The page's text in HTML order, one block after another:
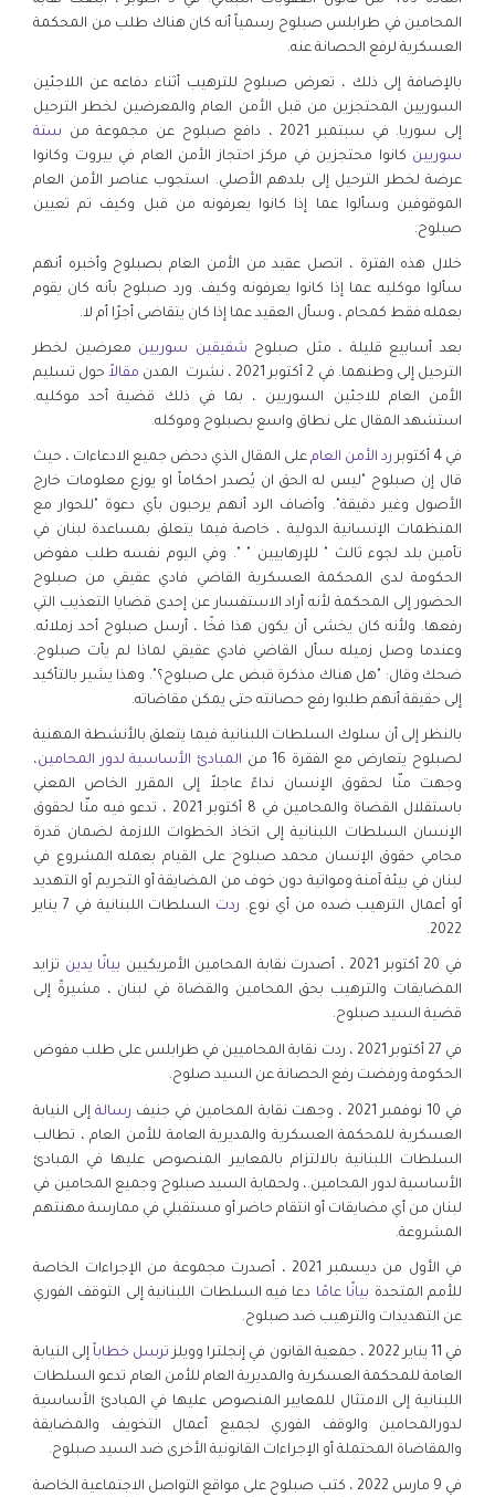
المحامين في طرابلس صبلوح رسمياً أنه كان هناك طلب من المحكمة
العسكرية لرفع الحصانة عنه.
بالإضافة إلى ذلك ، تعرض صبلوح للترهيب أثناء دفاعه عن اللاجئين
السوريين المحتجزين من قبل الأمن العام والمعرضين لخطر الترحيل
إلى سوريا. في سبتمبر 2021 ، دافع صبلوح عن مجموعة من
ستة
سوريين كانوا محتجزين في مركز احتجاز الأمن العام في بيروت وكانوا
عرضة لخطر الترحيل إلى بلدهم الأصلي. استجوب عناصر الأمن العام
الموقوفين وسألوا عما إذا كانوا يعرفونه من قبل وكيف تم تعيين
صبلوح.
خلال هذه الفترة ، اتصل عقيد من الأمن العام بصبلوح وأخبره أنهم
سألوا موكليه عما إذا كانوا يعرفونه وكيف. ورد صبلوح بأنه كان يقوم
بعمله فقط كمحام ، وسأل العقيد عما إذا كان يتقاضى أجرًا أم لا.
بعد أسابيع قليلة ، مثل صبلوح شقيقين سوريين معرضين لخطر
الترحيل إلى وطنهما. في 2 أكتوبر 2021 ، نشرت المدن
مقالاًحول تسليم
الأمن العام للاجئين السوريين ، بما في ذلك قضية أحد موكليه.
استشهد المقال على نطاق واسع بصبلوح وموكله.
في 4 أكتوبر رد الأمن العام على المقال الذي دحض جميع الادعاءات ، حيث
قال إن صبلوح "ليس له الحق ان يُصدر احكاماً او يوزع معلومات خارج
الأصول وغير دقيقة". وأضاف الرد أنهم يرحبون بأي دعوة "للحوار مع
المنظمات الإنسانية الدولية ، خاصة فيما يتعلق بمساعدة لبنان في
تأمين بلد لجوء ثالث " للإرهابيين " ". وفي اليوم نفسه طلب مفوض
الحكومة لدى المحكمة العسكرية القاضي فادي عقيقي من صبلوح
الحضور إلى المحكمة لأنه أراد الاستفسار عن إحدى قضايا التعذيب التي
رفعها. ولأنه كان يخشى أن يكون هذا فخًا ، أرسل صبلوح أحد زملائه.
وعندما وصل زميله سأل القاضي فادي عقيقي لماذا لم يأت صبلوح.
ضحك وقال: "هل هناك مذكرة قبض على صبلوح؟". وهذا يشير بالتأكيد
إلى حقيقة أنهم طلبوا رفع حصانته حتى يمكن مقاضاته.
بالنظر إلى أن سلوك السلطات اللبنانية فيما يتعلق بالأنشطة المهنية
لصبلوح يتعارض مع الفقرة 16 من
المبادئ الأساسية لدور المحامين،
وجهت منّا لحقوق الإنسان نداءً عاجلاً إلى المقرر الخاص المعني
باستقلال القضاة والمحامين في 8 أكتوبر 2021 ، تدعو فيه منّا لحقوق
الإنسان السلطات اللبنانية إلى اتخاذ الخطوات اللازمة لضمان قدرة
محامي حقوق الإنسان محمد صبلوح على القيام بعمله المشروع في
لبنان في بيئة آمنة ومواتية دون خوف من المضايقة أو التجريم أو التهديد
أو أعمال الترهيب ضده من أي نوع. ردت
السلطات اللبنانية في 7 يناير
2022.
في 20 أكتوبر 2021 ، أصدرت نقابة المحامين الأمريكيين بيانًا يدين تزايد
المضايقات والترهيب بحق المحامين والقضاة في لبنان ، مشيرةً إلى
قضية السيد صبلوح.
في 27 أكتوبر 2021 ، ردت نقابة المحاميين في طرابلس على طلب مفوض
الحكومة ورفضت رفع الحصانة عن السيد صلوح.
في 10 نوفمبر 2021 ، وجهت نقابة المحامين في جنيف رسالةإلى النيابة
العسكرية للمحكمة العسكرية والمديرية العامة للأمن العام ، تطالب
السلطات اللبنانية بالالتزام بالمعايير المنصوص عليها في المبادئ
الأساسية لدور المحامين.، ولحماية السيد صبلوح وجميع المحامين في
لبنان من أي مضايقات أو انتقام حاضر أو مستقبلي في ممارسة مهنتهم
المشروعة.
في الأول من ديسمبر 2021 ، أصدرت مجموعة من الإجراءات الخاصة
للأمم المتحدة بيانًا عامًا دعا فيه السلطات اللبنانية إلى التوقف الفوري
عن التهديدات والترهيب ضد صبلوح.
في 11 يناير 2022 ، جمعية القانون في إنجلترا وويلز ترسل خطاباً إلى النيابة
العامة للمحكمة العسكرية والمديرية العام للأمن العام تدعو السلطات
اللبنانية إلى الامتثال للمعايير المنصوص عليها في المبادئ الأساسية
لدورالمحامين والوقف الفوري لجميع أعمال التخويف والمضايقة
والمقاضاة المحتملة أو الإجراءات القانونية الأخرى ضد السيد صبلوح.
في 9 مارس 2022 ، كتب صبلوح على مواقع التواصل الاجتماعية الخاصة